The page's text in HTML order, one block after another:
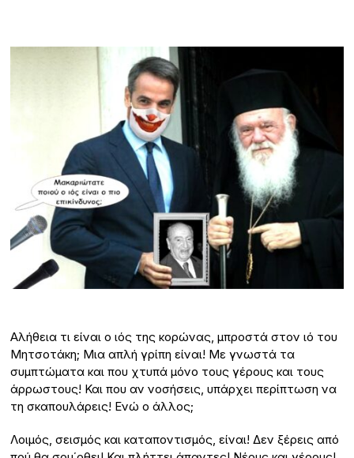
Αλήθεια τι είναι ο ιός της κορώνας, μπροστά στον ιό του
Μητσοτάκη; Μια απλή γρίπη είναι! Με γνωστά τα
συμπτώματα και που χτυπά μόνο τους γέρους και τους
άρρωστους! Και που αν νοσήσεις, υπάρχει περίπτωση να
τη σκαπουλάρεις! Ενώ ο άλλος;
Λοιμός, σεισμός και καταποντισμός, είναι! Δεν ξέρεις από